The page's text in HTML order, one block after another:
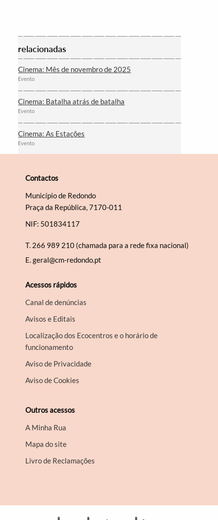
relacionadas
Cinema: Mês de novembro de 2025
Evento
Cinema: Batalha atrás de batalha
Evento
Cinema: As Estações
Evento
Contactos
Município de Redondo
Praça da República, 7170-011
NIF: 501834117
T. 266 989 210 (chamada para a rede fixa nacional)
E.geral@cm-redondo.pt
Acessos rápidos
Canal de denúncias
Avisos e Editais
Localização dos Ecocentros e o horário de
funcionamento
Aviso de Privacidade
Aviso de Cookies
Outros acessos
A Minha Rua
Mapa do site
Livro de Reclamações